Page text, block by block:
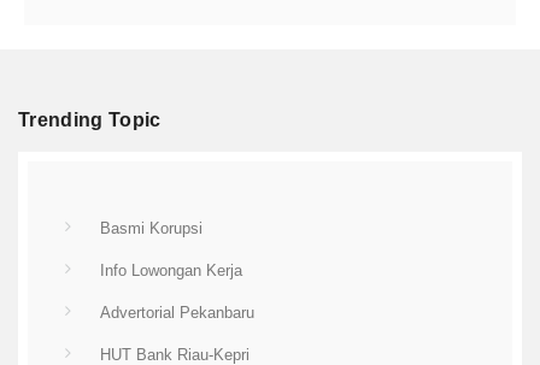
Trending Topic
Basmi Korupsi
Info Lowongan Kerja
Advertorial Pekanbaru
HUT Bank Riau-Kepri